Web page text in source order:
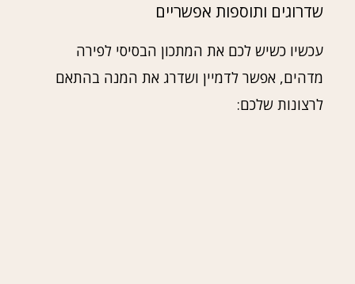
שדרוגים ותוספות אפשריים
עכשיו כשיש לכם את המתכון הבסיסי לפירה
מדהים, אפשר לדמיין ושדרג את המנה בהתאם
לרצונות שלכם: